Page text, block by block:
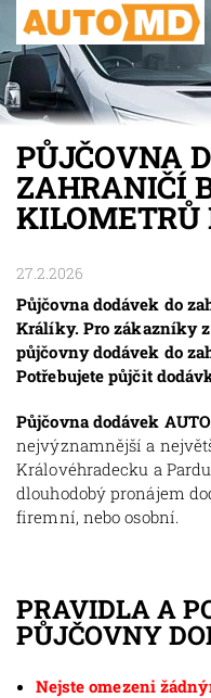
PŮJČOVNA
ZAHRANIČÍ
27.2.2026
Půjčovna dodávek do
Králíky. Pro zákazníky
půjčovny dodávek do
Potřebujete půjčit
Půjčovna dodávek
nejvýznamnější a
Královéhradecku a
dlouhodobý pronájem
firemní, nebo osobní.
PRAVIDLA A
PŮJČOVNY
Nejste omezeni